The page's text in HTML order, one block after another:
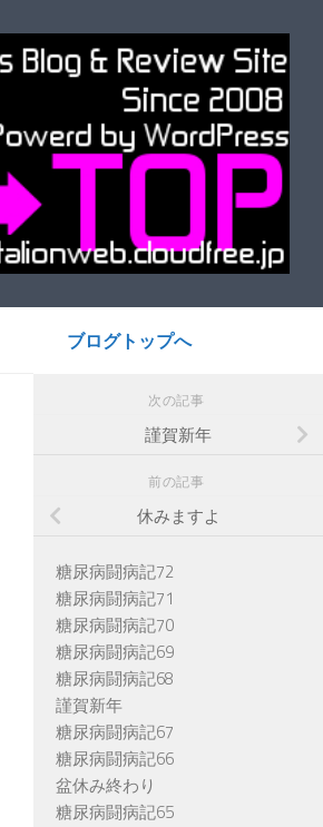
ブログトップへ
次の記事
謹賀新年
前の記事
休みますよ
糖尿病闘病記72
糖尿病闘病記71
糖尿病闘病記70
糖尿病闘病記69
糖尿病闘病記68
謹賀新年
糖尿病闘病記67
糖尿病闘病記66
盆休み終わり
糖尿病闘病記65